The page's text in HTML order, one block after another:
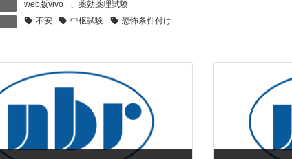
web版vivo 、 薬効薬理試験
不安 中枢試験 恐怖条件付け